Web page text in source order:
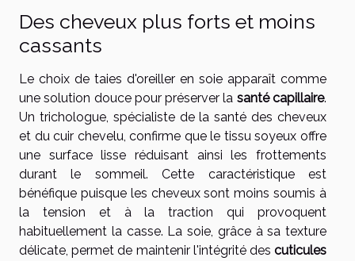
Des cheveux plus forts et moins
cassants
Le choix de taies d'oreiller en soie apparaît comme
une solution douce pour préserver la santé capillaire.
Un trichologue, spécialiste de la santé des cheveux
et du cuir chevelu, confirme que le tissu soyeux offre
une surface lisse réduisant ainsi les frottements
durant le sommeil. Cette caractéristique est
bénéfique puisque les cheveux sont moins soumis à
la tension et à la traction qui provoquent
habituellement la casse. La soie, grâce à sa texture
délicate, permet de maintenir l'intégrité des cuticules